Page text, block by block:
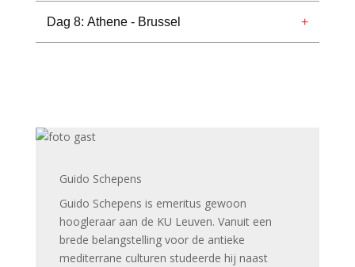
Dag 8: Athene - Brussel
Guido Schepens
Guido Schepens is emeritus gewoon
hoogleraar aan de KU Leuven. Vanuit een
brede belangstelling voor de antieke
mediterrane culturen studeerde hij naast